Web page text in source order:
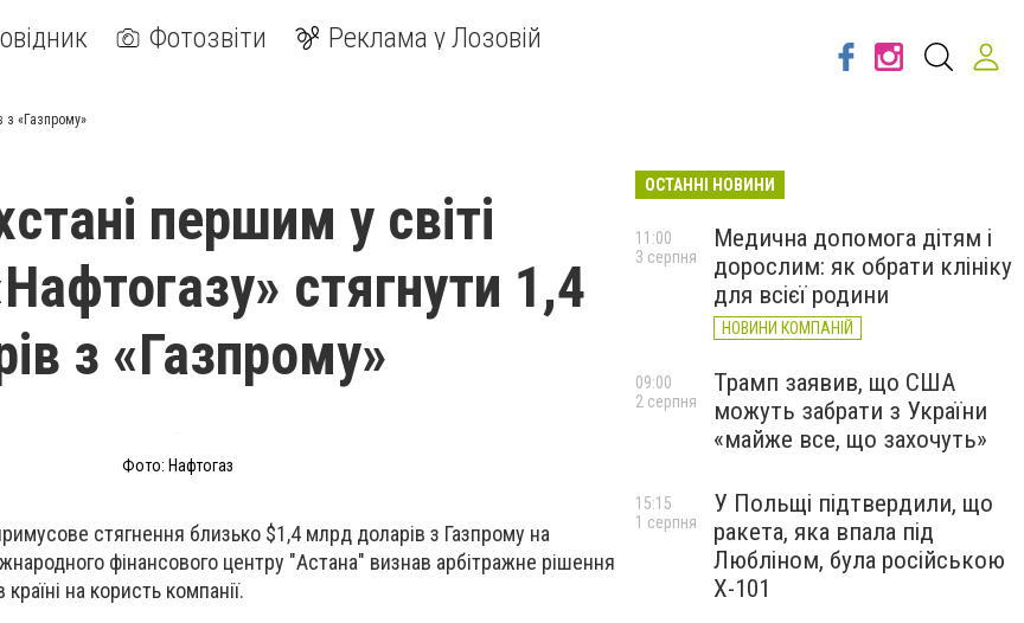
Фотозвіти Реклама у Лозовій
з «Газпрому»
першим у світі
стягнути 1,4
з «Газпрому»
Фото: Нафтогаз
стягнення близько $1,4 млрд доларів з Газпрому на
фінансового центру "Астана" визнав арбітражне рішення
на користь компанії.
ОСТАННІ НОВИНИ
Медична допомога дітям і
дорослим: як обрати клініку
для всієї родини
НОВИНИ КОМПАНІЙ
11:00
3 серпня
Трамп заявив, що США
можуть забрати з України
«майже все, що захочуть»
09:00
2 серпня
У Польщі підтвердили, що
ракета, яка впала під
Любліном, була російською
Х-101
15:15
1 серпня